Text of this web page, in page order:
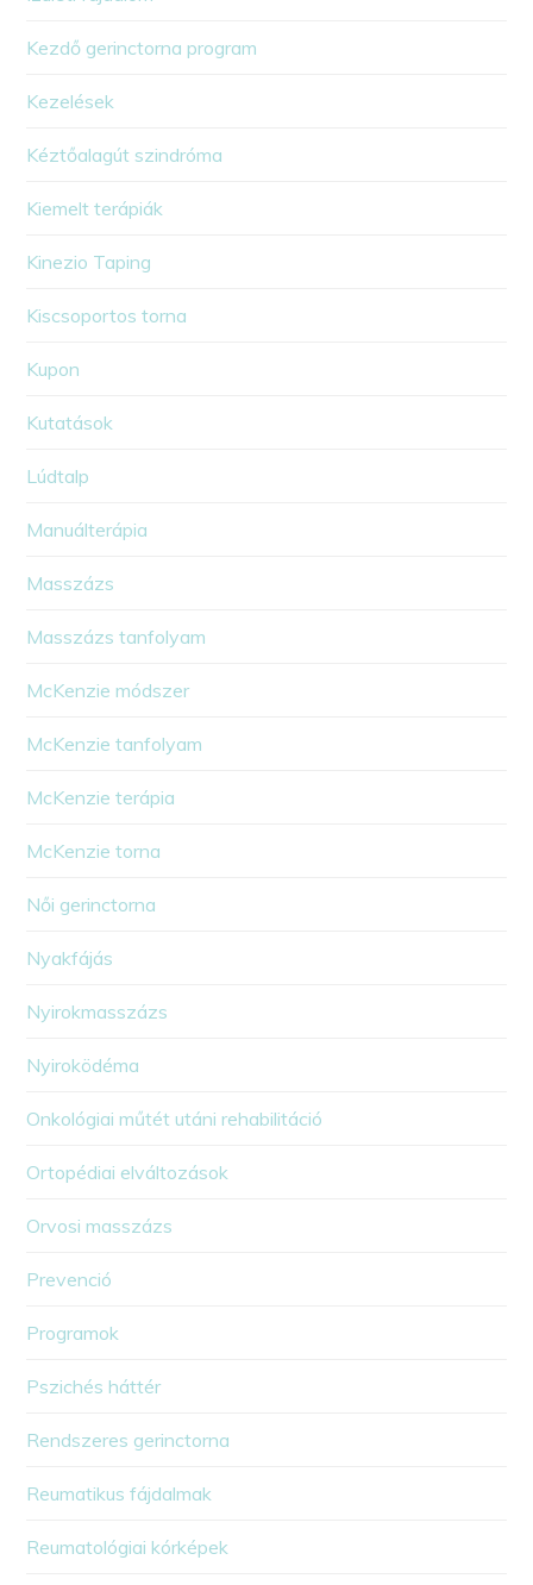
Kezdő gerinctorna program
Kezelések
Kéztőalagút szindróma
Kiemelt terápiák
Kinezio Taping
Kiscsoportos torna
Kupon
Kutatások
Lúdtalp
Manuálterápia
Masszázs
Masszázs tanfolyam
McKenzie módszer
McKenzie tanfolyam
McKenzie terápia
McKenzie torna
Női gerinctorna
Nyakfájás
Nyirokmasszázs
Nyiroködéma
Onkológiai műtét utáni rehabilitáció
Ortopédiai elváltozások
Orvosi masszázs
Prevenció
Programok
Pszichés háttér
Rendszeres gerinctorna
Reumatikus fájdalmak
Reumatológiai kórképek